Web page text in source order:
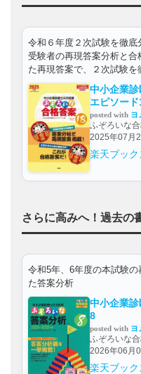
令和６年度２次試験を徹底
受験者の再現答案分析と
た再現答案で、２次試験を
中小企業
エピソード
posted with ヨ
ふぞろいな
2025年07月
楽天ブック
さらに高みへ！過去の
令和5年、6年度の本試験
た答案分析
中小企業
8
posted with ヨ
ふぞろいな
2026年06月
楽天ブック